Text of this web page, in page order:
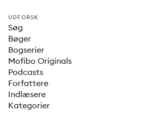
UDFORSK
Søg
Bøger
Bogserier
Mofibo Originals
Podcasts
Forfattere
Indlæsere
Kategorier